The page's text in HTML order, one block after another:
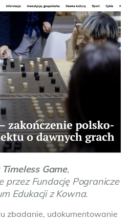
Timeless Game,
przez Fundację Pogranicze
Edukacji z Kowna.
zbadanie, udokumentowanie